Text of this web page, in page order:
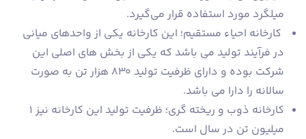
میلگرد مورد استفاده قرار می‌گیرد.
کارخانه احیاء مستقیم؛ این کارخانه یکی از واحدهای میانی
در فرآیند تولید می باشد که یکی از بخش های اصلی این
شرکت بوده و دارای ظرفیت تولید 830 هزار تن به صورت
سالانه را دارا می باشد.
کارخانه ذوب و ریخته گری؛ ظرفیت تولید این کارخانه نیز 1
میلیون تن در سال است.